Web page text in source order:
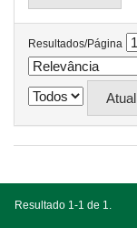
Resultados/Página
Resultado 1-1 de 1.